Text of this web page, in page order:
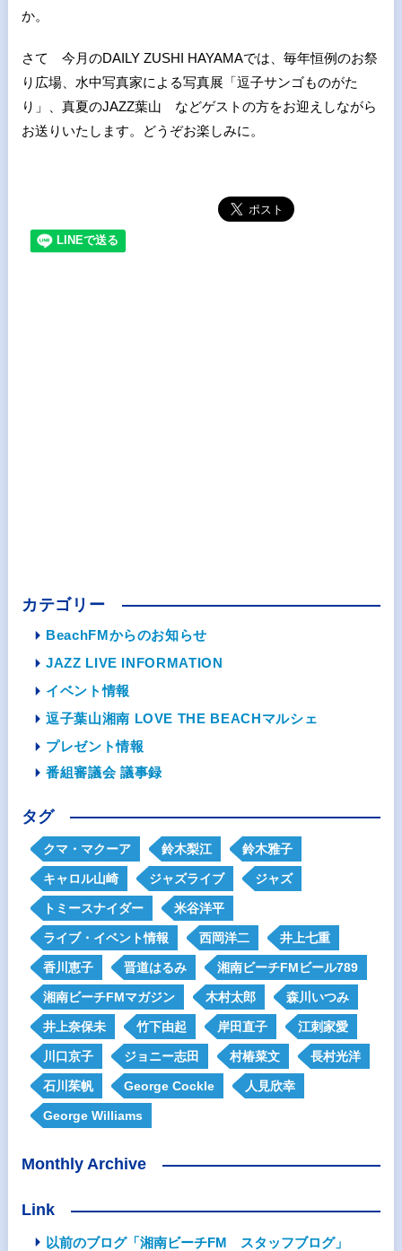
か。
さて 今月のDAILY ZUSHI HAYAMAでは、毎年恒例のお祭
り広場、水中写真家による写真展「逗子サンゴものがた
り」、真夏のJAZZ葉山 などゲストの方をお迎えしながら
お送りいたします。どうぞお楽しみに。
カテゴリー
BeachFMからのお知らせ
JAZZ LIVE INFORMATION
イベント情報
逗子葉山湘南 LOVE THE BEACHマルシェ
プレゼント情報
番組審議会 議事録
タグ
クマ・マクーア 鈴木梨江 鈴木雅子
キャロル山崎 ジャズライブ ジャズ
トミースナイダー 米谷洋平
ライブ・イベント情報 西岡洋二 井上七重
香川恵子 晋道はるみ 湘南ビーチFMビール789
湘南ビーチFMマガジン 木村太郎 森川いつみ
井上奈保未 竹下由起 岸田直子 江刺家愛
川口京子 ジョニー志田 村椿菜文 長村光洋
石川茱帆 George Cockle 人見欣幸
George Williams
Monthly Archive
Link
以前のブログ「湘南ビーチFM スタッフブログ」